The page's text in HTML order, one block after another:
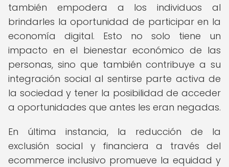
también empodera a los individuos al
brindarles la oportunidad de participar en la
economía digital. Esto no solo tiene un
impacto en el bienestar económico de las
personas, sino que también contribuye a su
integración social al sentirse parte activa de
la sociedad y tener la posibilidad de acceder
a oportunidades que antes les eran negadas.
En última instancia, la reducción de la
exclusión social y financiera a través del
ecommerce inclusivo promueve la equidad y